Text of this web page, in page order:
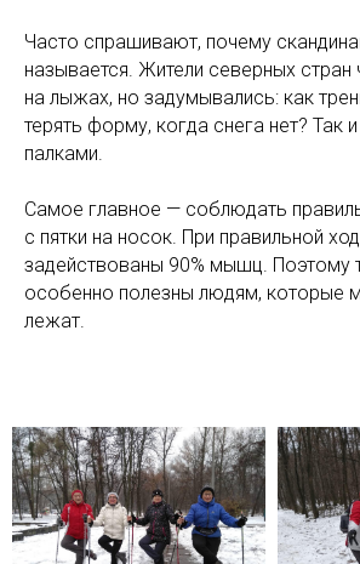
Часто спрашивают, почему
называется. Жители северных стран
на лыжах, но задумывались: как
терять форму, когда снега нет? Так
палками.
Самое главное — соблюдать
с пятки на носок. При правильной
задействованы 90% мышц. Поэтому
особенно полезны людям, которые
лежат.